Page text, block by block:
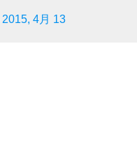
2015, 4月 13